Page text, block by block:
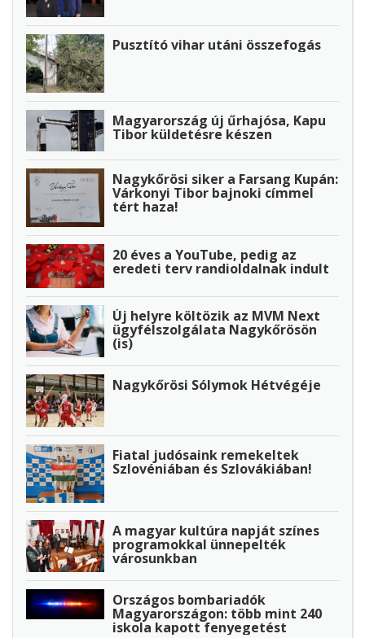
Pusztító vihar utáni összefogás
Magyarország új űrhajósa, Kapu
Tibor küldetésre készen
Nagykőrösi siker a Farsang Kupán:
Várkonyi Tibor bajnoki címmel
tért haza!
20 éves a YouTube, pedig az
eredeti terv randioldalnak indult
Új helyre költözik az MVM Next
ügyfélszolgálata Nagykőrösön
(is)
Nagykőrösi Sólymok Hétvégéje
Fiatal judósaink remekeltek
Szlovéniában és Szlovákiában!
A magyar kultúra napját színes
programokkal ünnepelték
városunkban
Országos bombariadók
Magyarországon: több mint 240
iskola kapott fenyegetést